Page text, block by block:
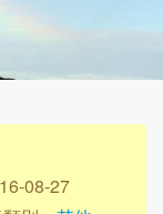
08-27